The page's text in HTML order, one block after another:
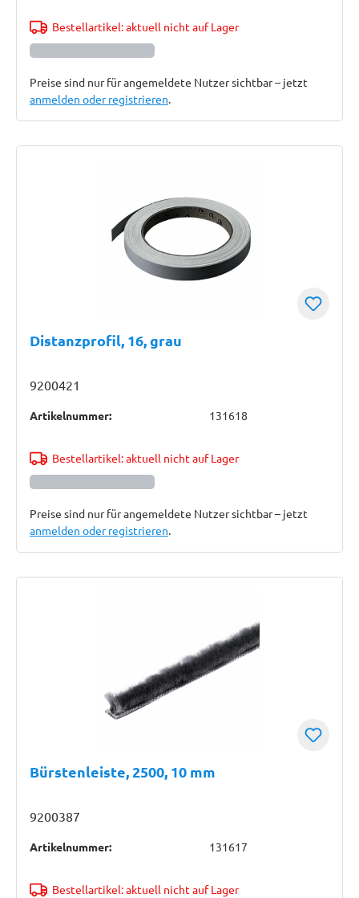
Bestellartikel: aktuell nicht auf Lager
Preise sind nur für angemeldete Nutzer sichtbar – jetzt
anmelden oder registrieren.
Distanzprofil, 16, grau
9200421
Artikelnummer: 131618
Bestellartikel: aktuell nicht auf Lager
Preise sind nur für angemeldete Nutzer sichtbar – jetzt
anmelden oder registrieren.
Bürstenleiste, 2500, 10 mm
9200387
Artikelnummer: 131617
Bestellartikel: aktuell nicht auf Lager